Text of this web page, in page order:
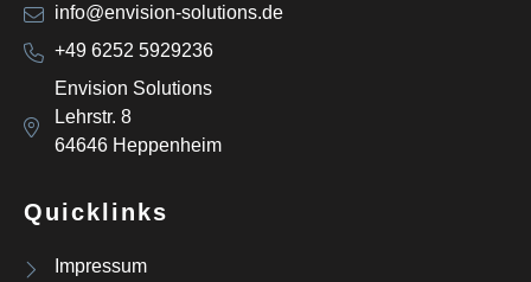
info@envision-solutions.de
+49 6252 5929236
Envision Solutions
Lehrstr. 8
64646 Heppenheim
Quicklinks
Impressum